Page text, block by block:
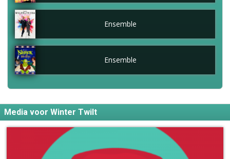
Ensemble
Ensemble
Media voor Winter Twilt